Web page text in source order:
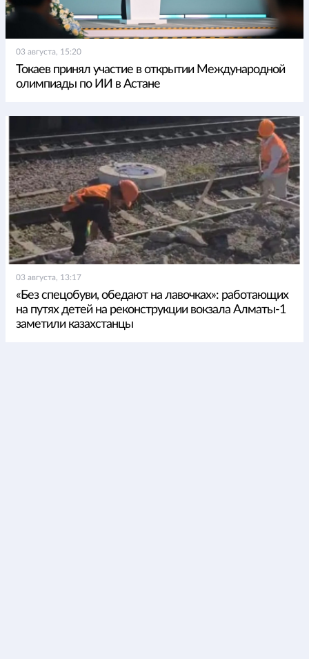
03 августа, 15:20
Токаев принял участие в открытии Международной
олимпиады по ИИ в Астане
03 августа, 13:17
«Без спецобуви, обедают на лавочках»: работающих
на путях детей на реконструкции вокзала Алматы-1
заметили казахстанцы